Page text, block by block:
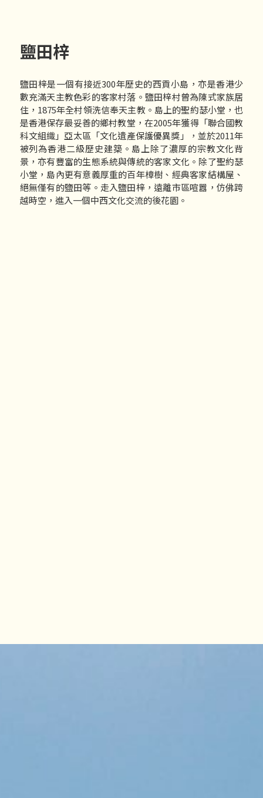
鹽田梓
鹽田梓是一個有接近300年歷史的西貢小島，亦是香港少
數充滿天主教色彩的客家村落。鹽田梓村曾為陳式家族居
住，1875年全村領洗信奉天主教。島上的聖約瑟小堂，也
是香港保存最妥善的鄉村教堂，在2005年獲得「聯合國教
科文組織」亞太區「文化遺產保護優異獎」，並於2011年
被列為香港二級歷史建築。島上除了濃厚的宗教文化背
景，亦有豐富的生態系統與傳統的客家文化。除了聖約瑟
小堂，島內更有意義厚重的百年樟樹、經典客家結構屋、
絕無僅有的鹽田等。走入鹽田梓，遠離市區喧囂，仿佛跨
越時空，進入一個中西文化交流的後花園。